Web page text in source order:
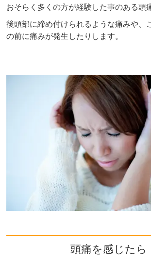
おそらく多くの方が経験した事のある頭
後頭部に締め付けられるような痛みや、
の前に痛みが発生したりします。
頭痛を感じたら